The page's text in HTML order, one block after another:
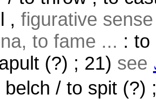
, figurative
to fame ... : to
(?) ; 21) see
belch / to spit (?)